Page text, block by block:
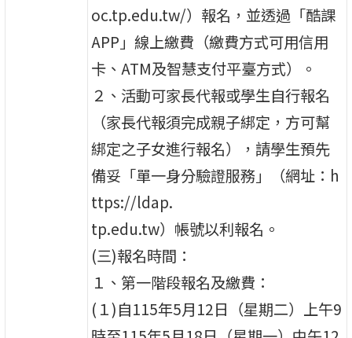
oc.tp.edu.tw/）報名，並透過「酷課
APP」線上繳費（繳費方式可用信用
卡、ATM及智慧支付平臺方式）。
２、活動可家長代報或學生自行報名
（家長代報須完成親子綁定，方可幫
綁定之子女進行報名），請學生預先
備妥「單一身分驗證服務」（網址：h
ttps://ldap.
tp.edu.tw）帳號以利報名。
(三)報名時間：
１、第一階段報名及繳費：
(１)自115年5月12日（星期二）上午9